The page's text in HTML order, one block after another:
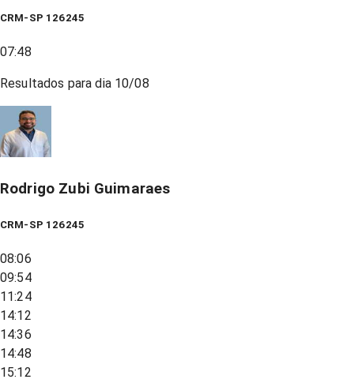
CRM-SP 126245
07:48
Resultados para dia 10/08
Rodrigo Zubi Guimaraes
CRM-SP 126245
08:06
09:54
11:24
14:12
14:36
14:48
15:12